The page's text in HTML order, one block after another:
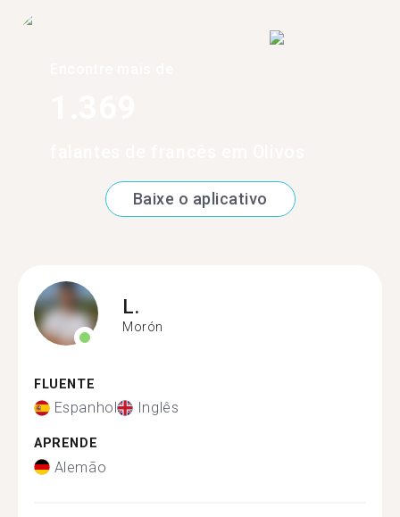
Baixe o aplicativo
L.
Morón
FLUENTE
Espanhol Inglês
APRENDE
Alemão